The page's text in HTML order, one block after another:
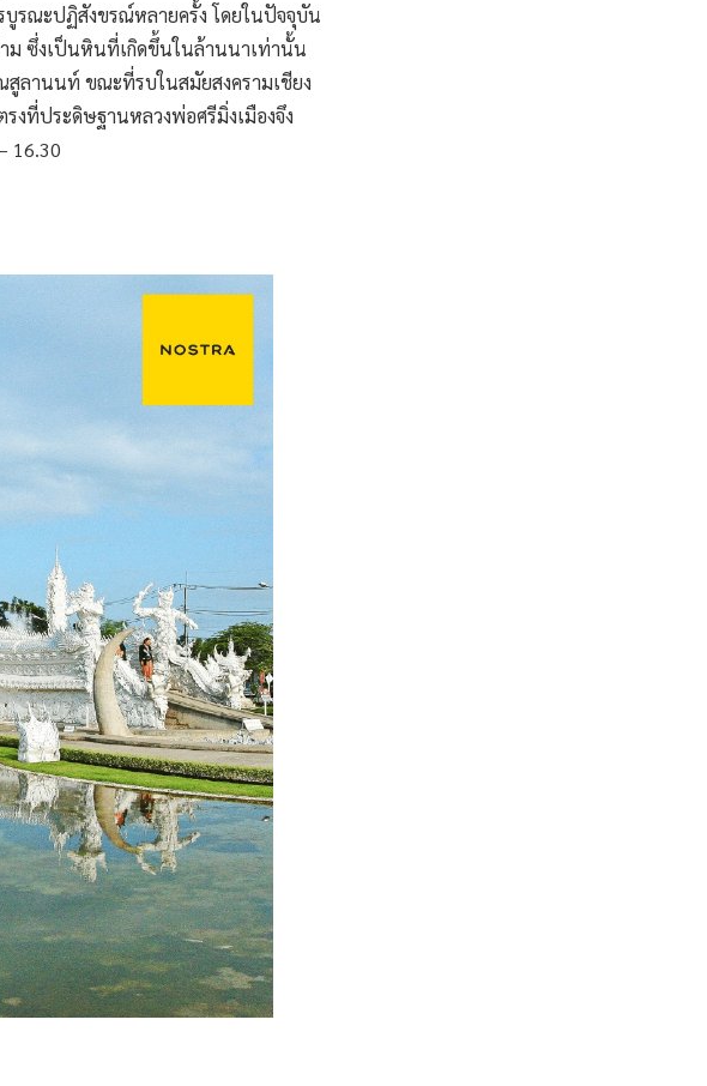
รณะปฏิสังขรณ์หลายครั้ง โดยในปัจจุบัน
ม ซึ่งเป็นหินที่เกิดขึ้นในล้านนาเท่านั้น
สูลานนท์ ขณะที่รบในสมัยสงครามเชียง
งที่ประดิษฐานหลวงพ่อศรีมิ่งเมืองจึง
16.30